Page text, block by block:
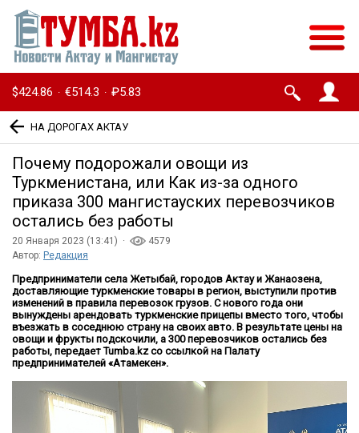
$424.86 · €514.3 · ₽5.83
НА ДОРОГАХ АКТАУ
Почему подорожали овощи из
Туркменистана, или Как из-за одного
приказа 300 мангистауских перевозчиков
остались без работы
20 Января 2023 (13:41) ·
4579
Автор: Редакция
Предприниматели села Жетыбай, городов Актау и Жанаозена,
доставляющие туркменские товары в регион, выступили против
изменений в правила перевозок грузов. С нового года они
вынуждены арендовать туркменские прицепы вместо того, чтобы
въезжать в соседнюю страну на своих авто. В результате цены на
овощи и фрукты подскочили, а 300 перевозчиков остались без
работы, передает Tumba.kz со ссылкой на Палату
предпринимателей «Атамекен».